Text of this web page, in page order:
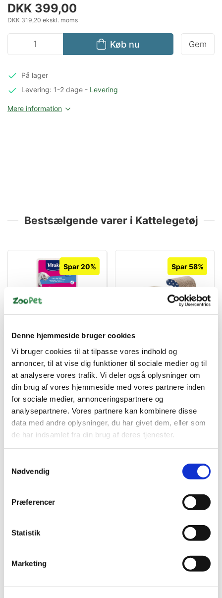
Denne hjemmeside bruger cookies
Vi bruger cookies til at tilpasse vores indhold og
annoncer, til at vise dig funktioner til sociale medier og til
at analysere vores trafik. Vi deler også oplysninger om
din brug af vores hjemmeside med vores partnere inden
for sociale medier, annonceringspartnere og
analysepartnere. Vores partnere kan kombinere disse
data med andre oplysninger, du har givet dem, eller som
de har indsamlet fra din brug af deres tjenester.
Nødvendig
Præferencer
Statistik
Marketing
DKK 399,00
DKK 319,20 ekskl. moms
Køb nu Gem
På lager
Levering: 1-2 dage- Levering
Mere information
Bestsælgende varer i Kattelegetøj
Spar 20%
4008239133687
Vitakraft Laser Pointer til
Kat – Catch the Light
Fisk 8 cm
Standard salgspris DKK
DKK 20,00
DKK 16,00 ekskl. moms
Køb nu
På lager
BEGRÆNSET ANTAL!
Spar 58%
5701883372561
Kradsebræt m. stjerner
Companion og duft
Standard salgspris DKK
DKK 18,75
DKK 15,00 ekskl. moms
På lager
Specifikationer
væghængt krydsfiner kattemøbel fjer dinglende legetøj
Type: Kattens liv